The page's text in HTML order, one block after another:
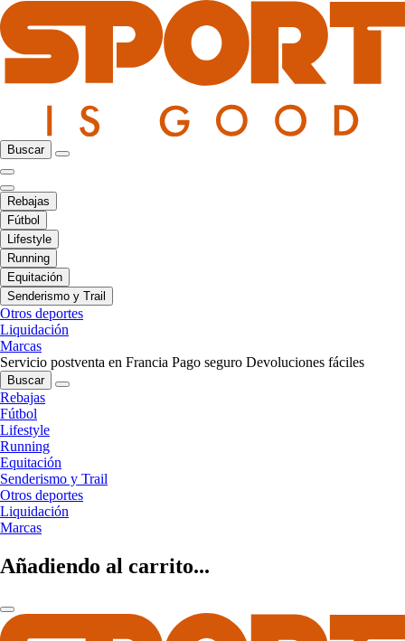
Buscar
Rebajas
Fútbol
Lifestyle
Running
Equitación
Senderismo y Trail
Otros deportes
Liquidación
Marcas
Servicio postventa en Francia Pago seguro Devoluciones fáciles
Buscar
Rebajas
Fútbol
Lifestyle
Running
Equitación
Senderismo y Trail
Otros deportes
Liquidación
Marcas
Añadiendo al carrito...